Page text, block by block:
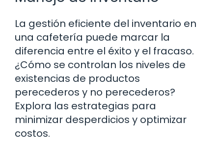
La gestión eficiente del inventario en
una cafetería puede marcar la
diferencia entre el éxito y el fracaso.
¿Cómo se controlan los niveles de
existencias de productos
perecederos y no perecederos?
Explora las estrategias para
minimizar desperdicios y optimizar
costos.